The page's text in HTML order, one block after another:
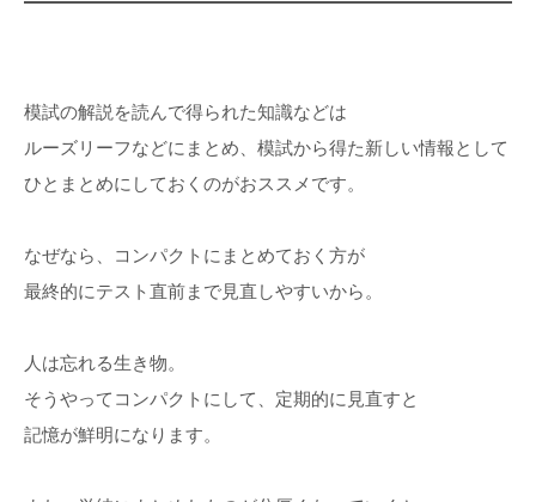
模試の解説を読んで得られた知識などは
ルーズリーフなどにまとめ、模試から得た新しい情報として
ひとまとめにしておくのがおススメです。
なぜなら、コンパクトにまとめておく方が
最終的にテスト直前まで見直しやすいから。
人は忘れる生き物。
そうやってコンパクトにして、定期的に見直すと
記憶が鮮明になります。